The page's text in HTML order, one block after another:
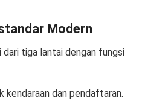
Modern
dari tiga lantai dengan fungsi
kendaraan dan pendaftaran.